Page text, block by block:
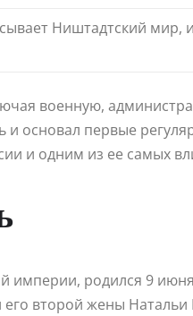
Ништадтский мир,
военную,
и основал первые
и одним из ее самых
империи, родился 9
второй жены